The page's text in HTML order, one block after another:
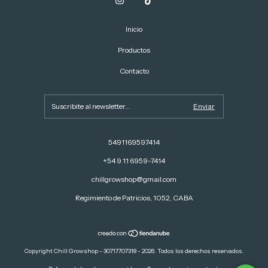
Inicio
Productos
Contacto
5491169597414
+54 9 11 6959-7414
chillgrowshop@gmail.com
Regimiento de Patricios, 1052, CABA
Copyright Chill Growshop - 30717707318 - 2026. Todos los derechos reservados.